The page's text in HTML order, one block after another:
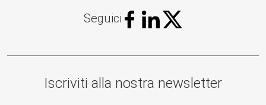
Seguici
Iscriviti alla nostra newsletter